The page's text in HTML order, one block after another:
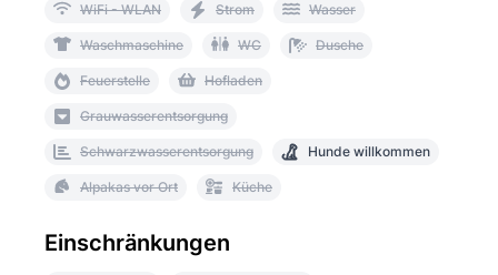
WiFi - WLAN Strom Wasser
Waschmaschine WC Dusche
Feuerstelle Hofladen
Grauwasserentsorgung
Schwarzwasserentsorgung Hunde willkommen
Alpakas vor Ort Küche
Einschränkungen